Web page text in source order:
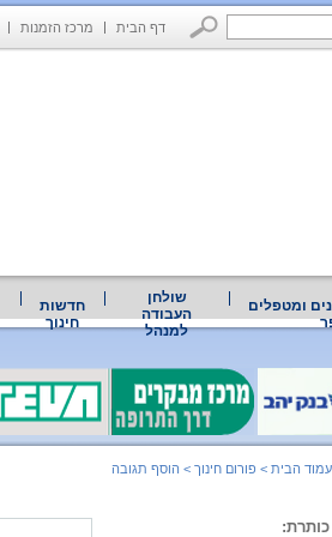
דף הבית מרכז הזמנות
ומטפלים
שולחן
העבודה
למנהל
חדשות
חינוך
עמוד הבית > פורום חינוך > הוסף תגובה
כותרת: